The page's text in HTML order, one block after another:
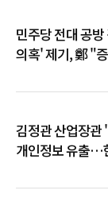
민주당 전대 공
의혹' 제기, 鄭 "
김정관 산업장관
개인정보 유출…